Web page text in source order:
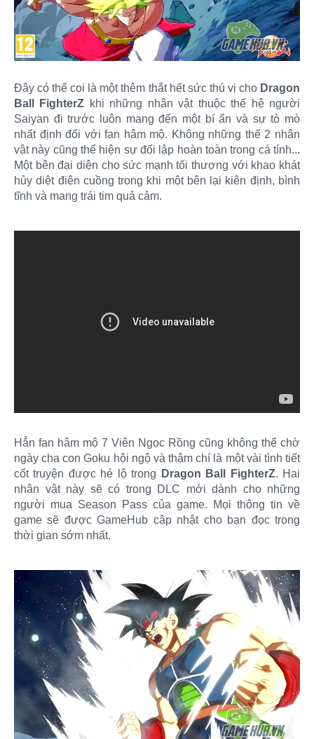
Đây có thể coi là một thêm thắt hết sức thú vị cho Dragon
Ball FighterZ khi những nhân vật thuộc thế hệ người
Saiyan đi trước luôn mang đến một bí ẩn và sự tò mò
nhất định đối với fan hâm mộ. Không những thế 2 nhân
vật này cũng thể hiện sự đối lập hoàn toàn trong cá tính...
Một bên đại diện cho sức mạnh tối thượng với khao khát
hủy diệt điên cuồng trong khi một bên lại kiên định, bình
tĩnh và mang trái tim quả cảm.
Hẳn fan hâm mộ 7 Viên Ngọc Rồng cũng không thể chờ
ngày cha con Goku hội ngộ và thậm chí là một vài tình tiết
cốt truyện được hé lộ trong
Dragon Ball FighterZ. Hai
nhân vật này sẽ có trong DLC mới dành cho những
người mua Season Pass của game. Mọi thông tin về
game sẽ được GameHub cập nhật cho bạn đọc trong
thời gian sớm nhất.